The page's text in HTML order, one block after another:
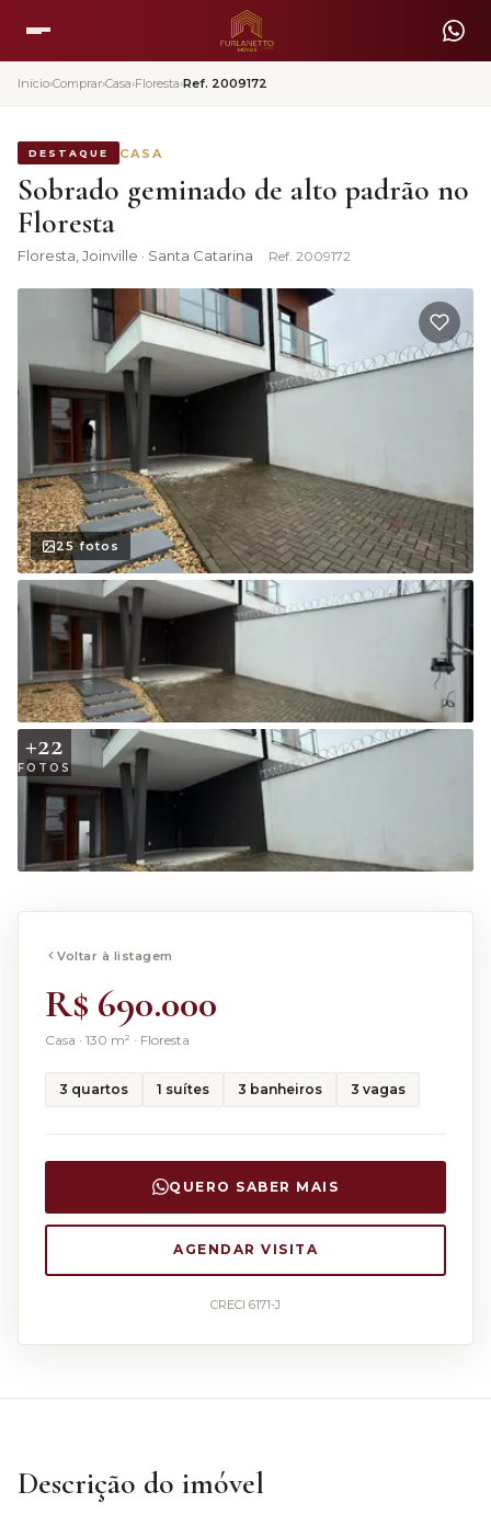
Início›Comprar›Casa›Floresta›Ref. 2009172
DESTAQUE CASA
Sobrado geminado de alto padrão no
Floresta
Floresta , Joinville · Santa Catarina Ref. 2009172
25fotos
+22
FOTOS
Voltar à listagem
R$ 690.000
Casa · 130 m² · Floresta
3 quartos 1 suítes 3 banheiros 3 vagas
QUERO SABER MAIS
AGENDAR VISITA
CRECI 6171-J
Descrição do imóvel